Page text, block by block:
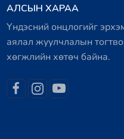
АЛСЫН ХАРАА
Үндэсний онцлогийг
аялал жуулчлалын
хөгжлийн хөтөч байна.